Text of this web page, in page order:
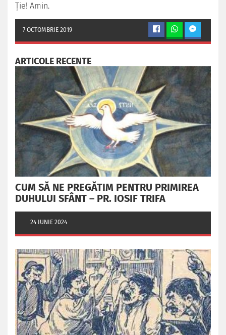
Ţie! Amin.
7 OCTOMBRIE 2019
ARTICOLE RECENTE
CUM SĂ NE PREGĂTIM PENTRU PRIMIREA
DUHULUI SFÂNT – PR. IOSIF TRIFA
24 IUNIE 2024